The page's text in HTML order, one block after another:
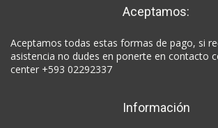
Aceptamos:
Aceptamos todas estas formas de pago, si
asistencia no dudes en ponerte en contacto
center +593 02292337
Información